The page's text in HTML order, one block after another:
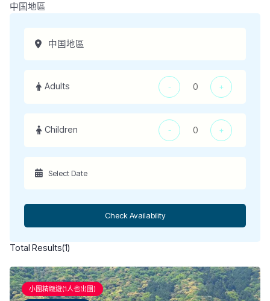
中国地區
Total Results(1)
小團精緻遊(1人也出團)
Adults - +
Children - +
Check Availability